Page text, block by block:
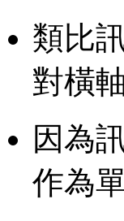
類比
對橫
因為
作為